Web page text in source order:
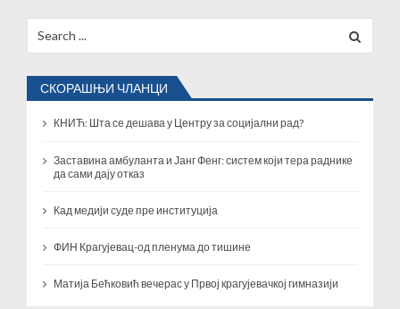
for:
СКОРАШЊИ ЧЛАНЦИ
КНИЋ: Шта се дешава у Центру за социјални рад?
Заставина амбуланта и Јанг Фенг: систем који тера раднике
да сами дају отказ
Кад медији суде пре институција
ФИН Крагујевац-од пленума до тишине
Матија Бећковић вечерас у Првој крагујевачкој гимназији